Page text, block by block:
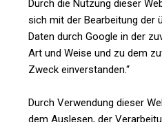
Durch die Nutzung dieser
sich mit der Bearbeitung der
Daten durch Google in der
Art und Weise und zu dem
Zweck einverstanden.“
Durch Verwendung dieser
dem Auslesen, der